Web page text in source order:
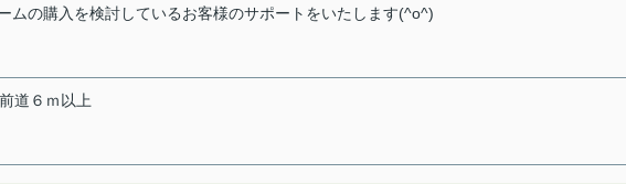
ムの購入を検討しているお客様のサポートをいたします(^o^)
前道６ｍ以上